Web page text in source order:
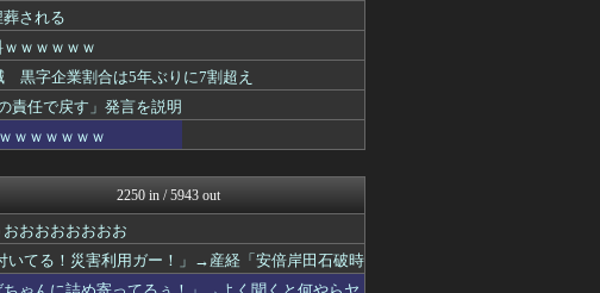
される
ｗｗｗｗｗ
黒字企業割合は5年ぶりに7割超え
責任で戻す」発言を説明
ｗｗｗｗｗｗ
2250 in / 5943 out
おおおおおおお
いてる！災害利用ガー！」→産経「安倍岸田石破時